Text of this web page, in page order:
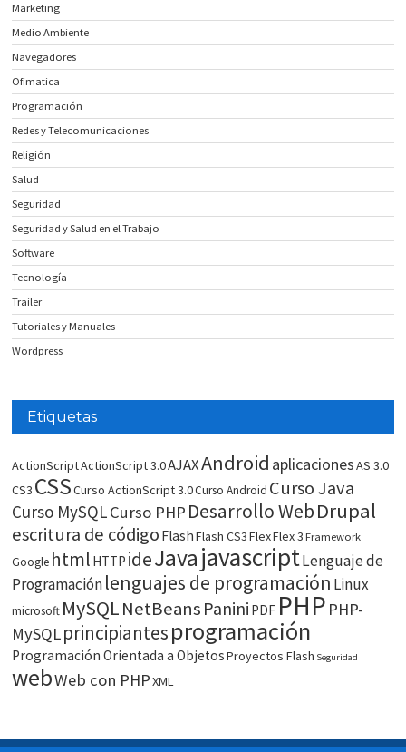
Marketing
Medio Ambiente
Navegadores
Ofimatica
Programación
Redes y Telecomunicaciones
Religión
Salud
Seguridad
Seguridad y Salud en el Trabajo
Software
Tecnología
Trailer
Tutoriales y Manuales
Wordpress
Etiquetas
ActionScriptActionScript 3.0AJAXAndroid aplicacionesAS 3.0
CS3 CSSCurso ActionScript 3.0Curso Android Curso Java
Curso MySQLCurso PHP Desarrollo WebDrupal
escritura de código FlashFlash CS3FlexFlex 3 Framework
Google html HTTP ideJavajavascriptLenguaje de
Programaciónlenguajes de programación Linux
microsoft MySQLNetBeans Panini PDF PHP PHP-
MySQLprincipiantesprogramación
Programación Orientada a ObjetosProyectos Flash Seguridad
webWeb con PHPXML